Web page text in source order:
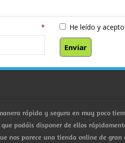
* He leído y
rápida y segura en muy poco
podáis disponer de ellos
nos parece una tienda online de